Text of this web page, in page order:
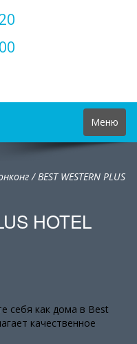
Toggle
navigation
Меню
/BEST WESTERN PLUS
HOTEL
себя как дома в Best
качественное